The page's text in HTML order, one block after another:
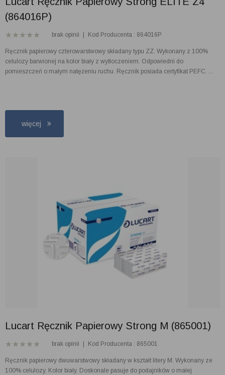
(864016P)
brak opinii Kod Producenta : 864016P
Ręcznik papierowy czterowarstwowy składany typu ZZ. Wykonany z 100%
celulozy barwionej na kolor biały z wytłoczeniem. Odpowiedni do
pomieszczeń o małym natężeniu ruchu. Ręcznik posiada certyfikat PEFC. ...
więcej
Lucart Ręcznik Papierowy Strong M (865001)
brak opinii Kod Producenta : 865001
Ręcznik papierowy dwuwarstwowy składany w kształt litery M. Wykonany ze
100% celulozy. Kolor biały. Doskonale pasuje do podajników o małej